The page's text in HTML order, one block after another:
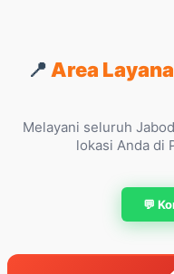
📍 Area
Melayani seluruh
lokasi Anda di
💬